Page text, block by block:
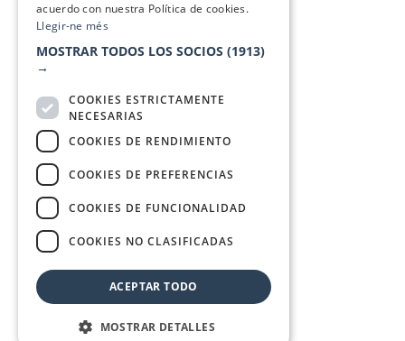
acuerdo con nuestra Política de cookies.
Llegir-ne més
MOSTRAR TODOS LOS SOCIOS (1913)
→
COOKIES ESTRICTAMENTE
NECESARIAS
COOKIES DE RENDIMIENTO
COOKIES DE PREFERENCIAS
COOKIES DE FUNCIONALIDAD
COOKIES NO CLASIFICADAS
ACEPTAR TODO
MOSTRAR DETALLES